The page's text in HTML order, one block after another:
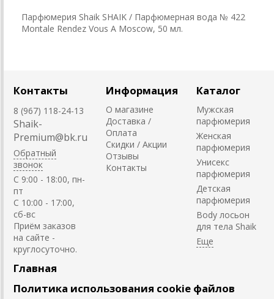
Парфюмерия Shaik SHAIK / Парфюмерная вода № 422
Montale Rendez Vous A Moscow, 50 мл.
Контакты
8 (967) 118-24-13
Shaik-
Premium@bk.ru
Обратный
звонок
C 9:00 - 18:00, пн-
пт
С 10:00 - 17:00,
сб-вс
Приём заказов
на сайте -
круглосуточно.
Информация
О магазине
Доставка /
Оплата
Скидки / Акции
Отзывы
Контакты
Каталог
Мужская
парфюмерия
Женская
парфюмерия
Унисекс
парфюмерия
Детская
парфюмерия
Body лосьон
для тела Shaik
Главная
Политика использования cookie файлов